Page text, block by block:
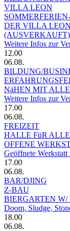
VILLA LEON
DER VILLA
(AUSVERKAUFT)
Weitere Infos zur
12.00
06.08.
BILDUNG/
NäHEN MIT
Weitere Infos zur
17.00
06.08.
FREIZEIT
HALLE FüR ALLE
OFFENE
Geöffnete
17.00
06.08.
BAR/DJING
Z-BAU
BIERGARTEN W/
Doom, Sludge,
18.00
06.08.